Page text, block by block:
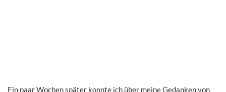
Ein paar Wochen später konnte ich über meine Gedanken von